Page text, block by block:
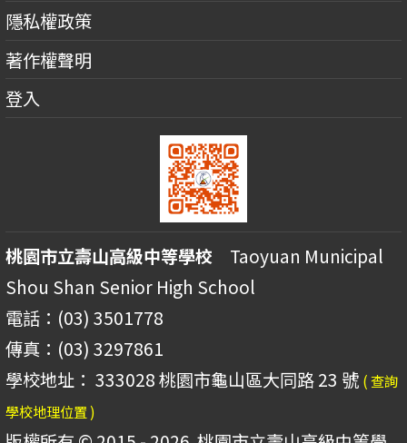
隱私權政策
著作權聲明
登入
桃園市立壽山高級中等學校 Taoyuan Municipal
Shou Shan Senior High School
電話：(03) 3501778
傳真：(03) 3297861
學校地址： 333028 桃園市龜山區大同路 23 號 ( 查詢
學校地理位置 )